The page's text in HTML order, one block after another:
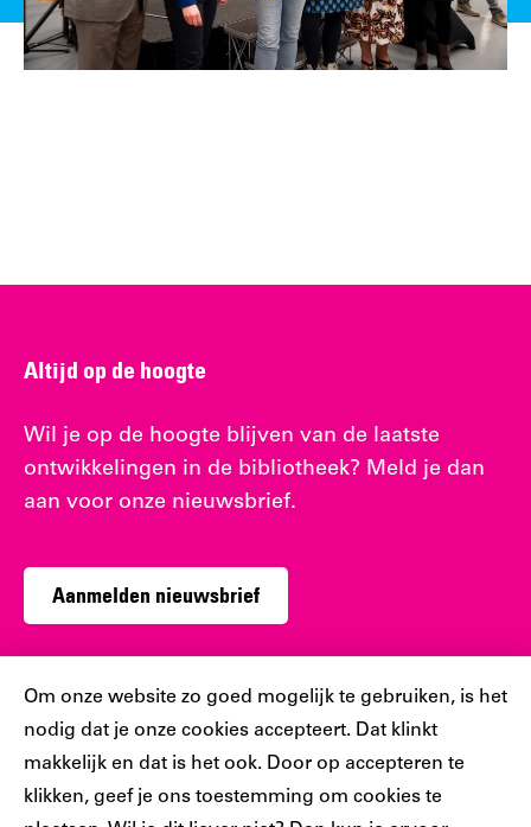
Cookiebar
Om onze website zo goed mogelijk te gebruiken, is het
nodig dat je onze cookies accepteert. Dat klinkt
makkelijk en dat is het ook. Door op accepteren te
klikken, geef je ons toestemming om cookies te
Altijd op de hoogte
Wil je op de hoogte blijven van de laatste
ontwikkelingen in de bibliotheek? Meld je dan
aan voor onze nieuwsbrief.
Aanmelden nieuwsbrief
Sociaal
Volg jij ons al?